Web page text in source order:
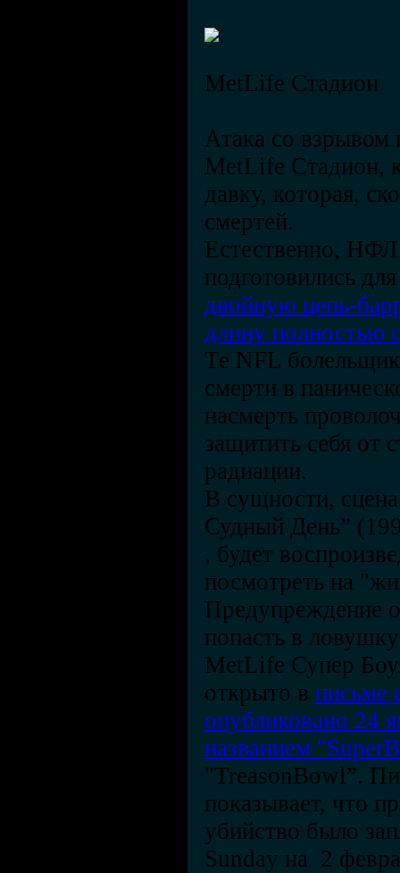
MetLife Стадион
Атака со
MetLife Стадион,
давку, которая,
смертей.
Естественно,
подготовились
двойную цепь-
длину полностью
Те NFL
смерти в
насмерть
защитить себя от
радиации.
В сущности,
Судный День”
, будет
посмотреть на
Предупреждение
попасть в
MetLife Супер
открыто в письме
опубликовано 24
названием
"TreasonBowl”.
показывает, что
убийство было
Sunday на 2